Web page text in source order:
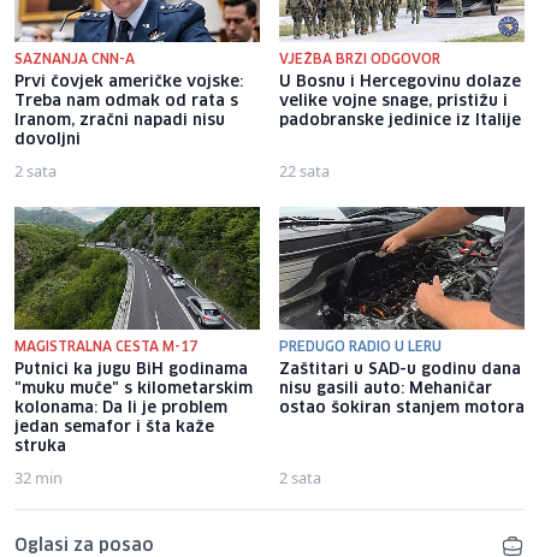
SAZNANJA CNN-A
Prvi čovjek američke vojske:
Treba nam odmak od rata s
Iranom, zračni napadi nisu
dovoljni
2 sata
VJEŽBA BRZI ODGOVOR
U Bosnu i Hercegovinu dolaze
velike vojne snage, pristižu i
padobranske jedinice iz Italije
22 sata
MAGISTRALNA CESTA M-17
Putnici ka jugu BiH godinama
"muku muče" s kilometarskim
kolonama: Da li je problem
jedan semafor i šta kaže
struka
32 min
PREDUGO RADIO U LERU
Zaštitari u SAD-u godinu dana
nisu gasili auto: Mehaničar
ostao šokiran stanjem motora
2 sata
Oglasi za posao